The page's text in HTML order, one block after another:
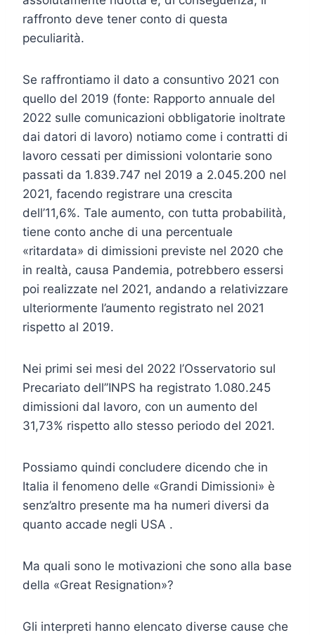
raffronto deve tener conto di questa
peculiarità.
Se raffrontiamo il dato a consuntivo 2021 con
quello del 2019 (fonte: Rapporto annuale del
2022 sulle comunicazioni obbligatorie inoltrate
dai datori di lavoro) notiamo come i contratti di
lavoro cessati per dimissioni volontarie sono
passati da 1.839.747 nel 2019 a 2.045.200 nel
2021, facendo registrare una crescita
dell’11,6%. Tale aumento, con tutta probabilità,
tiene conto anche di una percentuale
«ritardata» di dimissioni previste nel 2020 che
in realtà, causa Pandemia, potrebbero essersi
poi realizzate nel 2021, andando a relativizzare
ulteriormente l’aumento registrato nel 2021
rispetto al 2019.
Nei primi sei mesi del 2022 l’Osservatorio sul
Precariato dell’’INPS ha registrato 1.080.245
dimissioni dal lavoro, con un aumento del
31,73% rispetto allo stesso periodo del 2021.
Possiamo quindi concludere dicendo che in
Italia il fenomeno delle «Grandi Dimissioni» è
senz’altro presente ma ha numeri diversi da
quanto accade negli USA .
Ma quali sono le motivazioni che sono alla base
della «Great Resignation»?
Gli interpreti hanno elencato diverse cause che